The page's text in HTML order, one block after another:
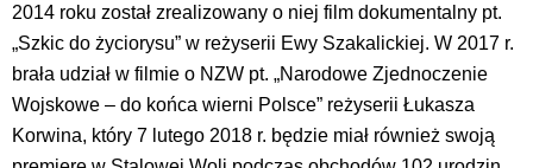
2014 roku został zrealizowany o niej film dokumentalny pt.
„Szkic do życiorysu” w reżyserii Ewy Szakalickiej. W 2017 r.
brała udział w filmie o NZW pt. „Narodowe Zjednoczenie
Wojskowe – do końca wierni Polsce” reżyserii Łukasza
Korwina, który 7 lutego 2018 r. będzie miał również swoją